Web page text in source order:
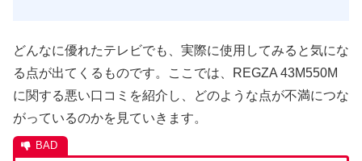
どんなに優れたテレビでも、実際に使用してみると気にな
る点が出てくるものです。ここでは、REGZA 43M550M
に関する悪い口コミを紹介し、どのような点が不満につな
がっているのかを見ていきます。